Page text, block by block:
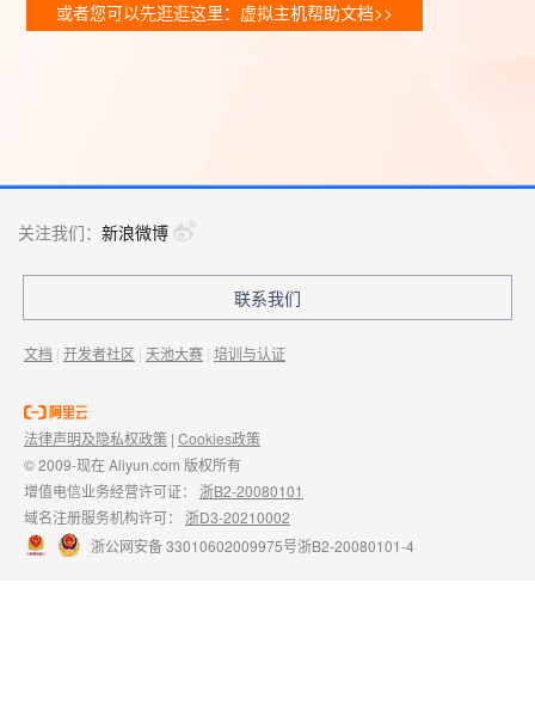
或者您可以先逛逛这里：虚拟主机帮助文档>>